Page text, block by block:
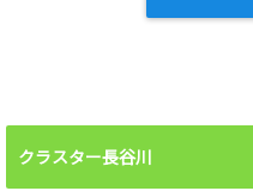
クラスター長谷川